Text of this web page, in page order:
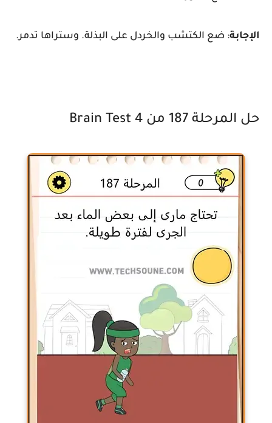
الإجابة: ضع الكتشب والخردل على البذلة. وستراها تدمر.
حل المرحلة 187 من Brain Test 4